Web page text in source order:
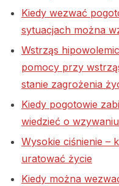
Kiedy wezwać
sytuacjach można
Wstrząs
pomocy przy
stanie zagrożenia
Kiedy pogotowie
wiedzieć o
Wysokie ciśnienie –
uratować życie
Kiedy można